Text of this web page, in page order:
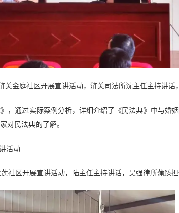
金庭社区开展宣讲活动，浒关司法所沈主任主持讲话
，通过实际案例分析，详细介绍了《民法典》中与婚
对民法典的了解。
活动
社区开展宣讲活动，陆主任主持讲话，昊强律所蒲臻担